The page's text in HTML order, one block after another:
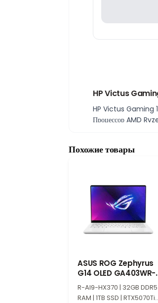
HP Victus
HP Victus Gaming
Процессор AMD
Видеокарта NVIDIA
HP Victus —
Серия HP Victus
предлагает удобный
производительность.
Похожие товары
ASUS ROG Zephyrus
G14 OLED GA403WR-
QS126 90NR0M54-
M006F0
R-AI9-HX370 | 32GB DDR5
RAM | 1TB SSD | RTX5070Ti